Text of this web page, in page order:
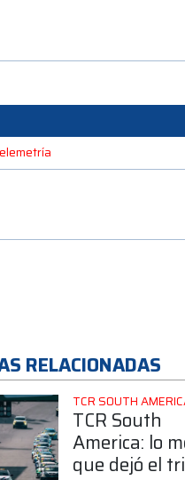
RELACIONADAS
TCR SOUTH
TCR South
America: lo
que dejó el